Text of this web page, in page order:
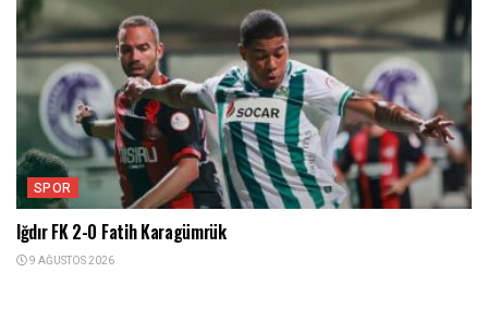
SPOR
Iğdır FK 2-0 Fatih Karagümrük
9 AĞUSTOS 2026